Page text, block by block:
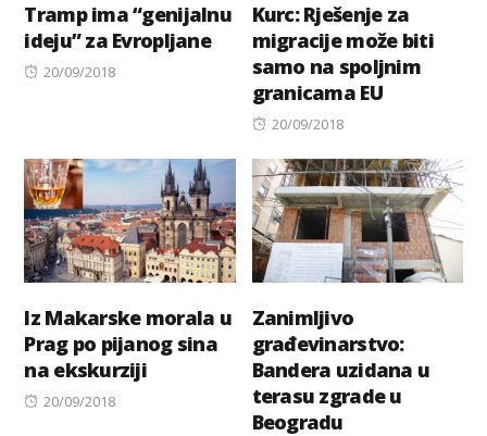
Tramp ima “genijalnu
ideju” za Evropljane
Posted
20/09/2018
Kurc: Rješenje za
migracije može biti
samo na spoljnim
granicama EU
Posted
20/09/2018
Iz Makarske morala u
Prag po pijanog sina
na ekskurziji
Posted
20/09/2018
Zanimljivo
građevinarstvo:
Bandera uzidana u
terasu zgrade u
Beogradu